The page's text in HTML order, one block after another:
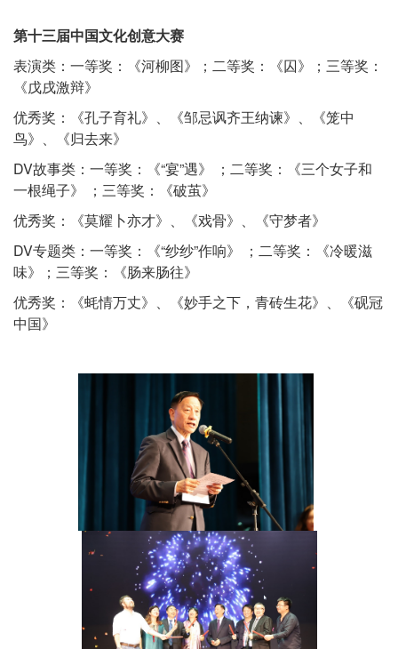
第十三届中国文化创意大赛
表演类：一等奖：《河柳图》；二等奖：《囚》；三等奖：
《戊戌激辩》
优秀奖：《孔子育礼》、《邹忌讽齐王纳谏》、《笼中
鸟》、《归去来》
DV故事类：一等奖：《“宴”遇》 ；二等奖：《三个女子和
一根绳子》 ；三等奖：《破茧》
优秀奖：《莫耀卜亦才》、《戏骨》、《守梦者》
DV专题类：一等奖：《“纱纱”作响》 ；二等奖：《冷暖滋
味》；三等奖：《肠来肠往》
优秀奖：《蚝情万丈》、《妙手之下，青砖生花》、《砚冠
中国》